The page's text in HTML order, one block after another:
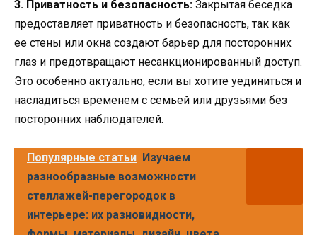
3. Приватность и безопасность: Закрытая беседка
предоставляет приватность и безопасность, так как
ее стены или окна создают барьер для посторонних
глаз и предотвращают несанкционированный доступ.
Это особенно актуально, если вы хотите уединиться и
насладиться временем с семьей или друзьями без
посторонних наблюдателей.
Популярные статьи Изучаем
разнообразные возможности
стеллажей-перегородок в
интерьере: их разновидности,